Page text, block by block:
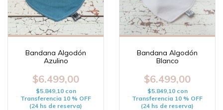
Bandana Algodón
Azulino
$6.499,00
$5.849,10 con
Transferencia 10 % OFF
(24 hs de reserva)
Bandana Algodón
Blanco
$6.499,00
$5.849,10 con
Transferencia 10 % OFF
(24 hs de reserva)